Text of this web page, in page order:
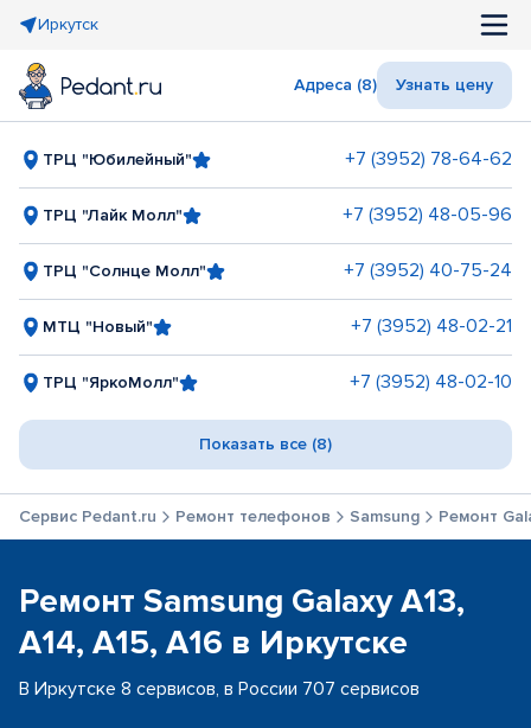
Иркутск
Адреса (8) Узнать цену
ТРЦ "Юбилейный" +7 (3952) 78-64-62
ТРЦ "Лайк Молл" +7 (3952) 48-05-96
ТРЦ "Солнце Молл" +7 (3952) 40-75-24
МТЦ "Новый" +7 (3952) 48-02-21
ТРЦ "ЯркоМолл" +7 (3952) 48-02-10
Показать все (8)
Сервис Pedant.ru Ремонт телефонов Samsung Ремонт
Ремонт Samsung Galaxy A13,
A14, A15, A16 в Иркутске
В Иркутске 8 сервисов, в России 707 сервисов